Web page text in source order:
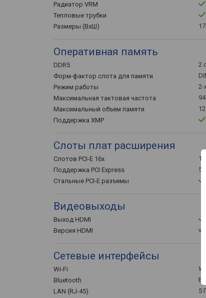
Радиатор VRM
Тепловые трубки
Размеры (ВхШ)
Оперативная память
DDR5
2
Форм-фактор слота для памяти
Режим работы
2-
Максимальная тактовая частота
Максимальный объем памяти
Поддержка XMP
Слоты плат расширения
Слотов PCI-E 16x
1
Поддержка PCI Express
5.0
Стальные PCI-E разъемы
Видеовыходы
Выход HDMI
Версия HDMI
Сетевые интерфейсы
Wi-Fi
Bluetooth
LAN (RJ-45)
5